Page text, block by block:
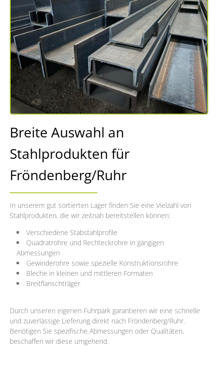
Breite Auswahl an
Stahlprodukten für
Fröndenberg/Ruhr
In unserem gut sortierten Lager finden Sie eine Vielzahl von
Stahlprodukten, die wir zeitnah bereitstellen können:
Verschiedene Stabstahlprofile
Quadratrohre und Rechteckrohre in gängigen
Abmessungen
Gewinderohre sowie spezielle Konstruktionsrohre
Bleche in kleinen und mittleren Formaten
Breitflanschträger
Durch unseren eigenen Fuhrpark garantieren wir eine schnelle
und zuverlässige Lieferung direkt nach Fröndenberg/Ruhr.
Benötigen Sie spezifische Abmessungen oder Qualitäten,
beschaffen wir diese umgehend.